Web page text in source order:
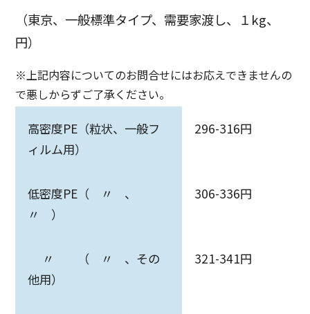
（東京、一般標準タイプ、需要家渡し、１kg、
円）
※上記内容についてのお問合せにはお応えできませんの
で悪しからずご了承ください。
高密度PE（粒状、一般フ
ィルム用）
296-316円
低密度PE（ 〃 、
〃 ）
306-336円
〃 （ 〃 、その
他用）
321-341円